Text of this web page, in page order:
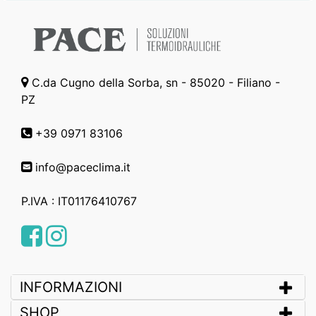
C.da Cugno della Sorba, sn - 85020 - Filiano -
PZ
+39 0971 83106
info@paceclima.it
P.IVA : IT01176410767
Facebook
Instagram
INFORMAZIONI